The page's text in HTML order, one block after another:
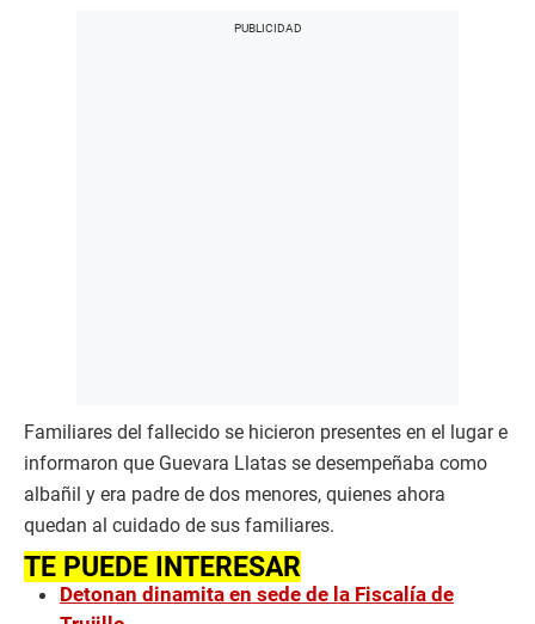
Familiares del fallecido se hicieron presentes en el lugar e
informaron que Guevara Llatas se desempeñaba como
albañil y era padre de dos menores, quienes ahora
quedan al cuidado de sus familiares.
TE PUEDE INTERESAR
Detonan dinamita en sede de la Fiscalía de